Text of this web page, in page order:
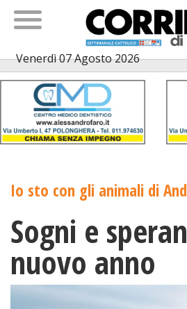
Venerdì 07 Agosto 2026
Io sto con gli animali di
Sogni e
nuovo anno